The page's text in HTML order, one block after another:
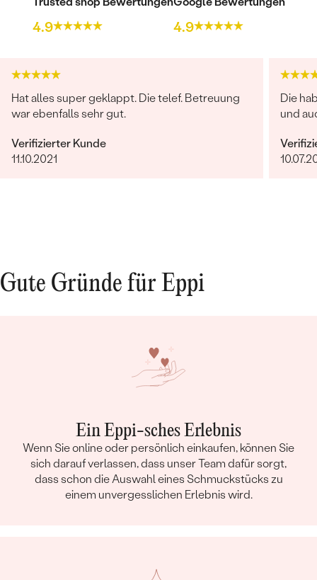
4.9 4.9
Hat alles super geklappt. Die telef. Betreuung
war ebenfalls sehr gut.
Verifizierter Kunde
11.10.2021
Die
und
Gute Gründe für Eppi
Ein Eppi-sches Erlebnis
Wenn Sie online oder persönlich einkaufen, können Sie
sich darauf verlassen, dass unser Team dafür sorgt,
dass schon die Auswahl eines Schmuckstücks zu
einem unvergesslichen Erlebnis wird.